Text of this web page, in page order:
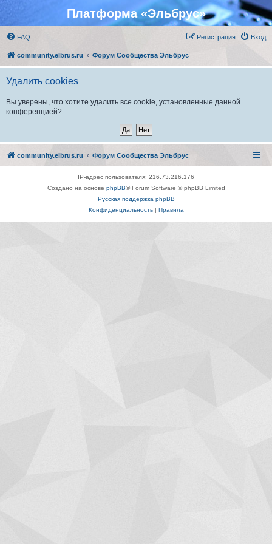
Платформа «Эльбрус»
FAQ Вход
Регистрация
community.elbrus.ru Форум Сообщества Эльбрус
Удалить cookies
Вы уверены, что хотите удалить все cookie, установленные данной
конференцией?
community.elbrus.ru Форум Сообщества Эльбрус
IP-адрес пользователя: 216.73.216.176
Создано на основе phpBB® Forum Software © phpBB Limited
Русская поддержка phpBB
Конфиденциальность| Правила